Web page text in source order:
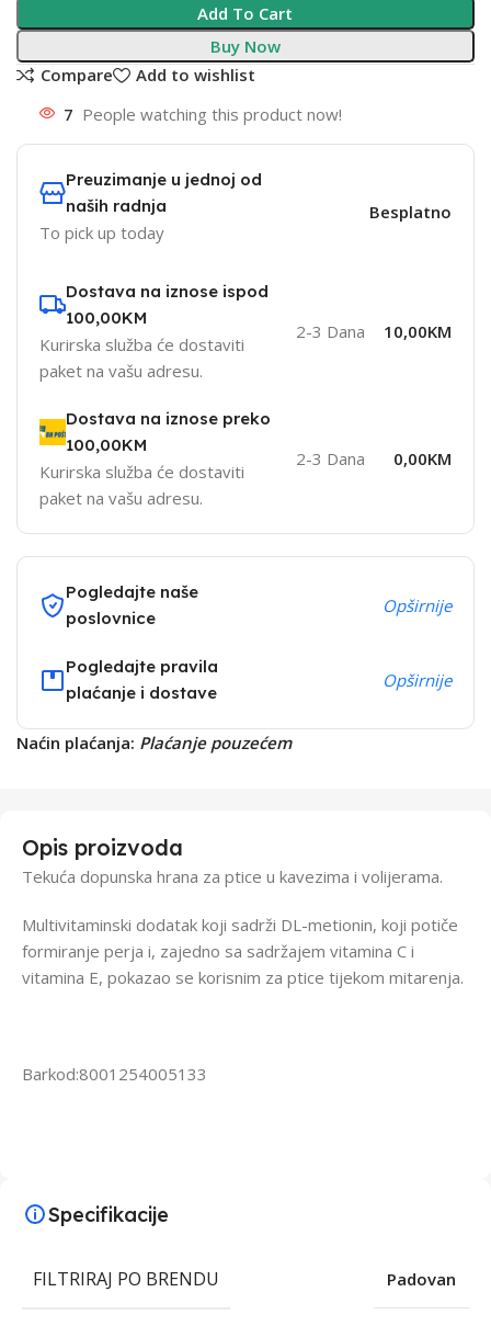
Add To Cart
Buy Now
Compare
Add to wishlist
7 People watching this product now!
Preuzimanje u jednoj od
naših radnja
To pick up today
Besplatno
Dostava na iznose ispod
100,00KM
Kurirska služba će dostaviti
paket na vašu adresu.
2-3 Dana 10,00KM
Dostava na iznose preko
100,00KM
Kurirska služba će dostaviti
paket na vašu adresu.
2-3 Dana 0,00KM
Pogledajte naše
poslovnice
Opširnije
Pogledajte pravila
plaćanje i dostave
Opširnije
Naćin plaćanja: Plaćanje pouzećem
Opis proizvoda
Tekuća dopunska hrana za ptice u kavezima i volijerama.
Multivitaminski dodatak koji sadrži DL-metionin, koji potiče
formiranje perja i, zajedno sa sadržajem vitamina C i
vitamina E, pokazao se korisnim za ptice tijekom mitarenja.
Barkod:8001254005133
Specifikacije
FILTRIRAJ PO BRENDU Padovan